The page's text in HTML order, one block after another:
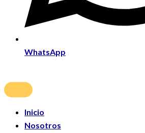
WhatsApp
Inicio
Nosotros